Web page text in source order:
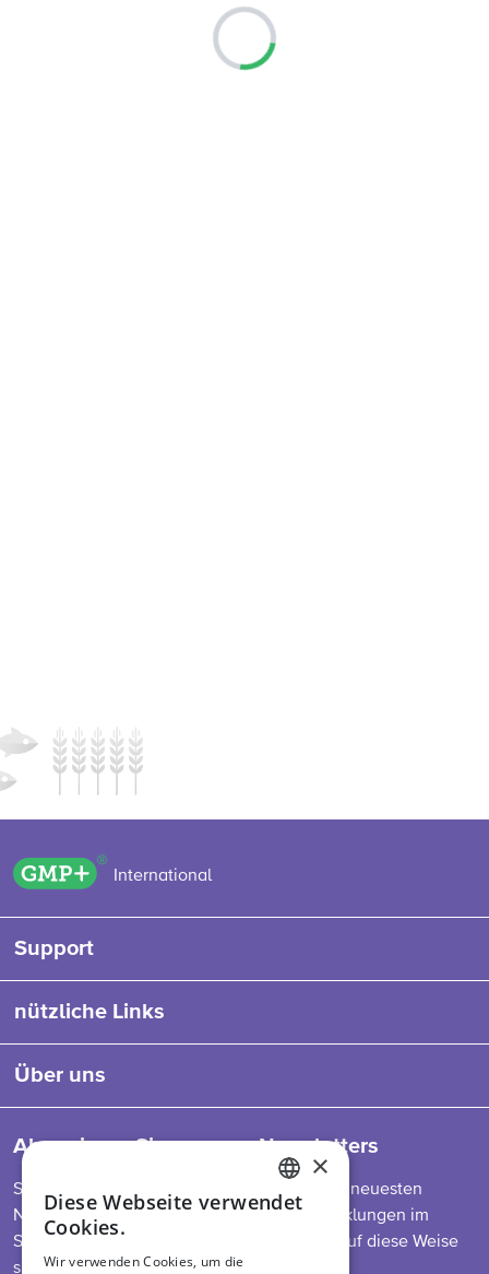
GMP+ logo
International
Support
nützliche Links
Über uns
Abonnieren Sie unseren Newsletters
So bleiben Sie auf dem Laufenden über die neuesten
Nachrichten zu unserem Programm, Entwicklungen im
Sektor, Futtermittelvorschriften und mehr. Auf diese Weise
sind Sie immer informiert.
ENGLISH
×
Diese Webseite verwendet
Cookies.
Wir verwenden Cookies, um die